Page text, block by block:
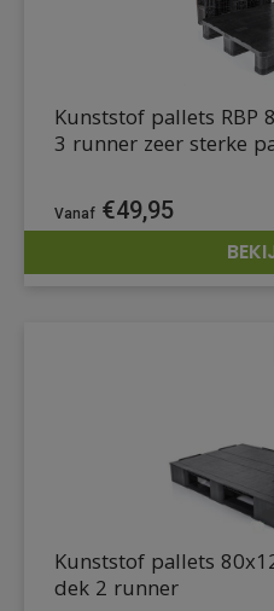
Kunststof pallets RBP
3 runner zeer sterke
€49,95
Kunststof pallets
dek 2 runner